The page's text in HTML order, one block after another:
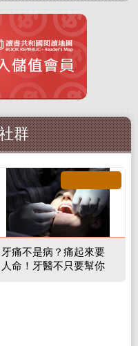
群
牙痛不是病？痛起來要
人命！牙醫不只要幫你